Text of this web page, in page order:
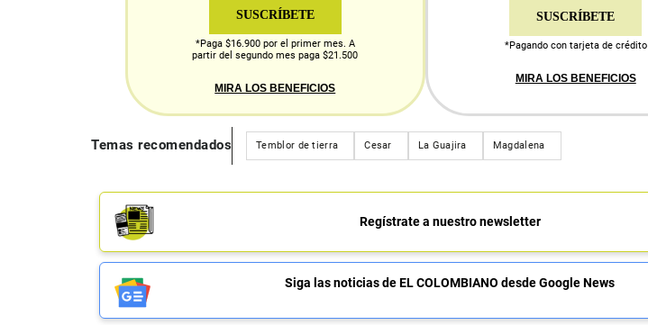
SUSCRÍBETE
*Paga $16.900 por el primer mes. A
partir del segundo mes paga $21.500
MIRA LOS BENEFICIOS
SUSCRÍBETE
*Pagando con tarjeta de crédito
MIRA LOS BENEFICIOS
Temas recomendados Temblor de tierra Cesar La Guajira Magdalena
Regístrate a nuestro newsletter
Siga las noticias de EL COLOMBIANO desde Google News